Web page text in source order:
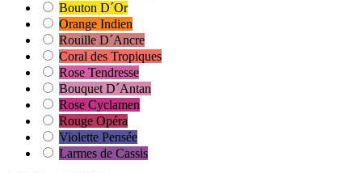
Bouton D´Or
Orange Indien
Rouille D´Ancre
Coral des Tropiques
Rose Tendresse
Bouquet D´Antan
Rose Cyclamen
Rouge Opéra
Violette Pensée
Larmes de Cassis